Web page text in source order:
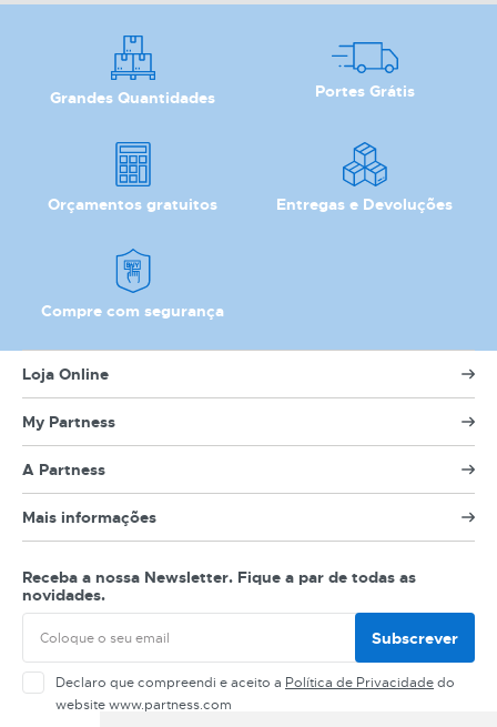
Grandes Quantidades Portes Grátis
Orçamentos gratuitos Entregas e Devoluções
Compre com segurança
Loja Online
My Partness
A Partness
Mais informações
Receba a nossa Newsletter. Fique a par de todas as
novidades.
Subscrever
Declaro que compreendi e aceito a Política de Privacidadedo
website www.partness.com
CATEGORIA
NOME
MODELO